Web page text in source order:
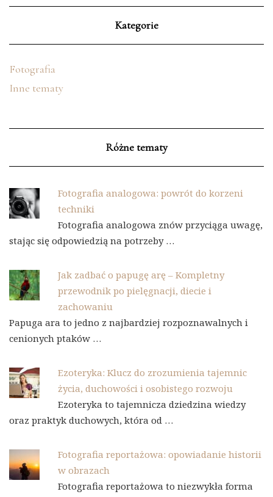
Kategorie
Fotografia
Inne tematy
Różne tematy
Fotografia analogowa: powrót do korzeni
techniki
Fotografia analogowa znów przyciąga uwagę,
stając się odpowiedzią na potrzeby …
Jak zadbać o papugę arę – Kompletny
przewodnik po pielęgnacji, diecie i
zachowaniu
Papuga ara to jedno z najbardziej rozpoznawalnych i
cenionych ptaków …
Ezoteryka: Klucz do zrozumienia tajemnic
życia, duchowości i osobistego rozwoju
Ezoteryka to tajemnicza dziedzina wiedzy
oraz praktyk duchowych, która od …
Fotografia reportażowa: opowiadanie historii
w obrazach
Fotografia reportażowa to niezwykła forma